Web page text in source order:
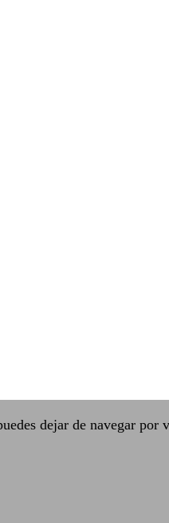
dejar de navegar por